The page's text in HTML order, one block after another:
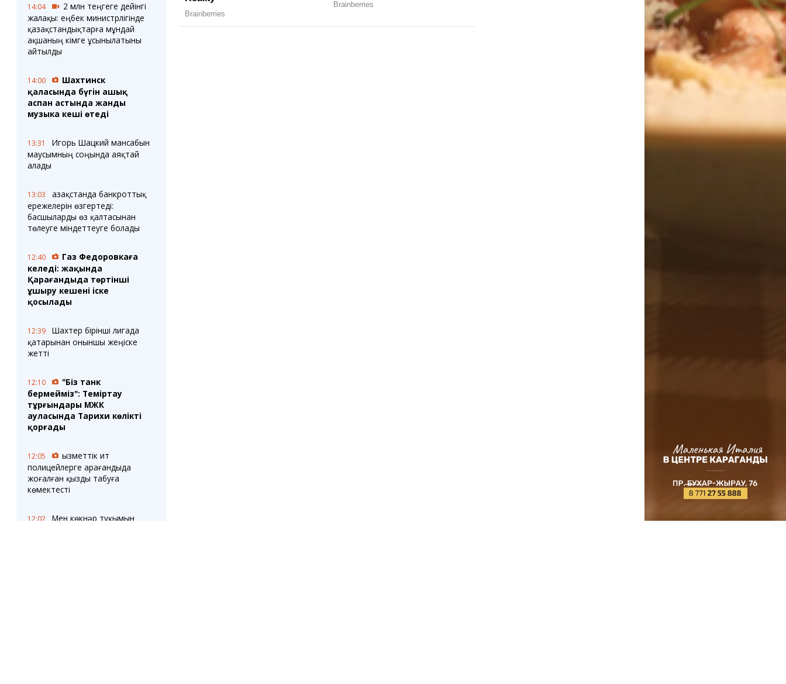
14:04
2 млн теңгеге дейінгі
жалақы: еңбек министрлігінде
қазақстандықтарға мұндай
ақшаның кімге ұсынылатыны
айтылды
14:00
Шахтинск
қаласында бүгін ашық
аспан астында жанды
музыка кеші өтеді
13:31
Игорь Шацкий мансабын
маусымның соңында аяқтай
алады
13:03
Қазақстанда банкроттық
ережелерін өзгертеді:
басшыларды өз қалтасынан
төлеуге міндеттеуге болады
12:40
Газ Федоровкаға
келеді: жақында
Қарағандыда төртінші
ұшыру кешені іске
қосылады
12:39
Шахтер бірінші лигада
қатарынан оныншы жеңіске
жетті
12:10
"Біз танк
бермейміз": Теміртау
тұрғындары МЖК
ауласында Тарихи көлікті
қорғады
12:05
Қызметтік ит
полицейлерге Қарағандыда
жоғалған қызды табуға
көмектесті
12:02
Мен көкнәр тұқымын